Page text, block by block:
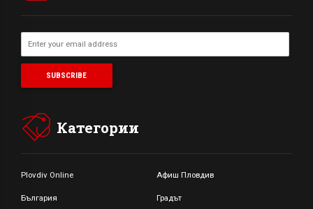
Категории
Plovdiv Online Афиш Пловдив
България Градът